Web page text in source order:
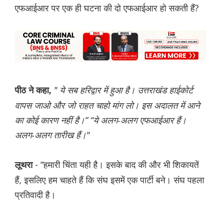
एफआईआर पर एक ही घटना की दो एफआईआर हो सकती हैं?
पीठ ने कहा, " ये सब हरिद्वार में हुआ है। उत्तराखंड हाईकोर्ट
वापस जाओ और जो राहत चाहो मांग लो। इस अदालत में आने
का कोई कारण नहीं है।” “ये अलग-अलग एफआईआर हैं।
अलग-अलग तारीख हैं।"
लूथरा - “हमारी चिंता यही है। इसके बाद की और भी शिकायतें
हैं, इसलिए हम चाहते हैं कि संघ इसमें एक पार्टी बने। संघ पहला
प्रतिवादी है।